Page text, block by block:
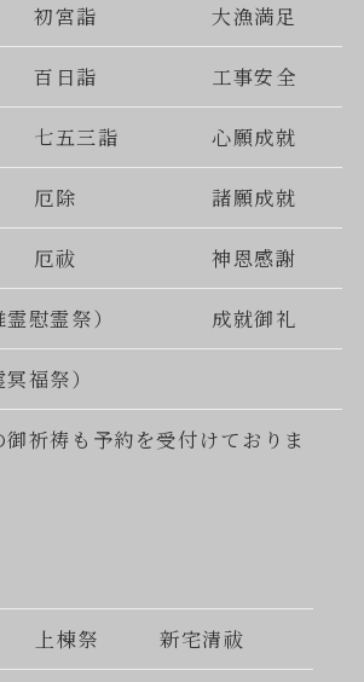
初宮詣 大漁満足
百日詣 工事安全
七五三詣 心願成就
厄除 諸願成就
厄祓 神恩感謝
慰霊祭） 成就御礼
福祭）
祈祷も予約を受付けておりま
上棟祭 新宅清祓